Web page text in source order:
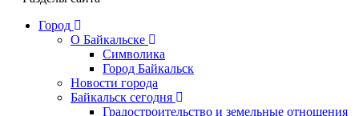
Город
О Байкальске
Символика
Город Байкальск
Новости города
Байкальск сегодня
Градостроительство и земельные отношения